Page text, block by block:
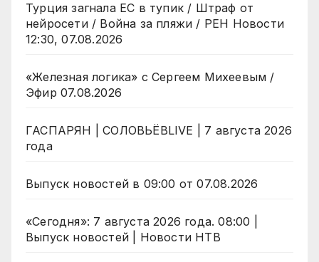
Турция загнала ЕС в тупик / Штраф от
нейросети / Война за пляжи / РЕН Новости
12:30, 07.08.2026
«Железная логика» с Сергеем Михеевым /
Эфир 07.08.2026
ГАСПАРЯН | СОЛОВЬЁВLIVE | 7 августа 2026
года
Выпуск новостей в 09:00 от 07.08.2026
«Сегодня»: 7 августа 2026 года. 08:00 |
Выпуск новостей | Новости НТВ